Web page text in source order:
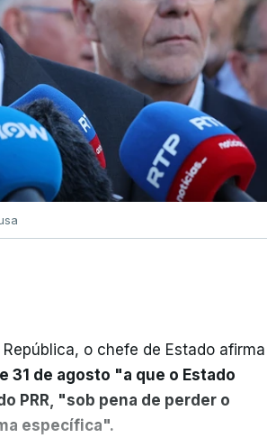
o chefe de Estado afirma
31 de agosto "a que o Estado
PRR, "sob pena de perder o
específica".